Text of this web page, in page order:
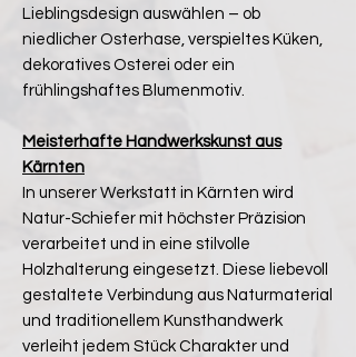
Lieblingsdesign auswählen – ob
niedlicher Osterhase, verspieltes Küken,
dekoratives Osterei oder ein
frühlingshaftes Blumenmotiv.
Meisterhafte Handwerkskunst aus
Kärnten
In unserer Werkstatt in Kärnten wird
Natur-Schiefer mit höchster Präzision
verarbeitet und in eine stilvolle
Holzhalterung eingesetzt. Diese liebevoll
gestaltete Verbindung aus Naturmaterial
und traditionellem Kunsthandwerk
verleiht jedem Stück Charakter und